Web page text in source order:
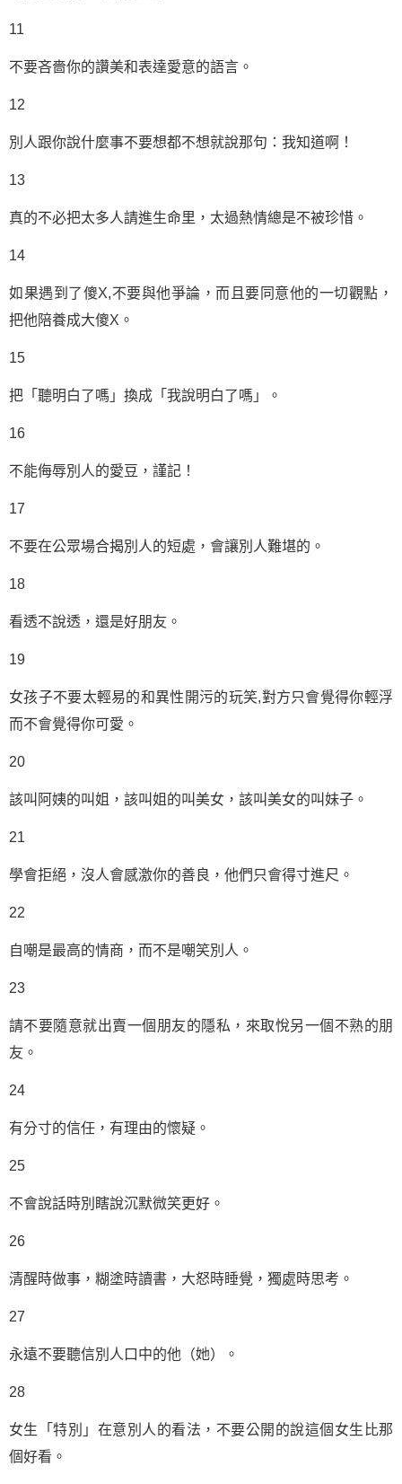
11
不要吝嗇你的讚美和表達愛意的語言。
12
別人跟你說什麼事不要想都不想就說那句：我知道啊！
13
真的不必把太多人請進生命里，太過熱情總是不被珍惜。
14
如果遇到了傻X,不要與他爭論，而且要同意他的一切觀點，
把他陪養成大傻X。
15
把「聽明白了嗎」換成「我說明白了嗎」。
16
不能侮辱別人的愛豆，謹記！
17
不要在公眾場合揭別人的短處，會讓別人難堪的。
18
看透不說透，還是好朋友。
19
女孩子不要太輕易的和異性開污的玩笑,對方只會覺得你輕浮
而不會覺得你可愛。
20
該叫阿姨的叫姐，該叫姐的叫美女，該叫美女的叫妹子。
21
學會拒絕，沒人會感激你的善良，他們只會得寸進尺。
22
自嘲是最高的情商，而不是嘲笑別人。
23
請不要隨意就出賣一個朋友的隱私，來取悅另一個不熟的朋
友。
24
有分寸的信任，有理由的懷疑。
25
不會說話時別瞎說沉默微笑更好。
26
清醒時做事，糊塗時讀書，大怒時睡覺，獨處時思考。
27
永遠不要聽信別人口中的他（她）。
28
女生「特別」在意別人的看法，不要公開的說這個女生比那
個好看。